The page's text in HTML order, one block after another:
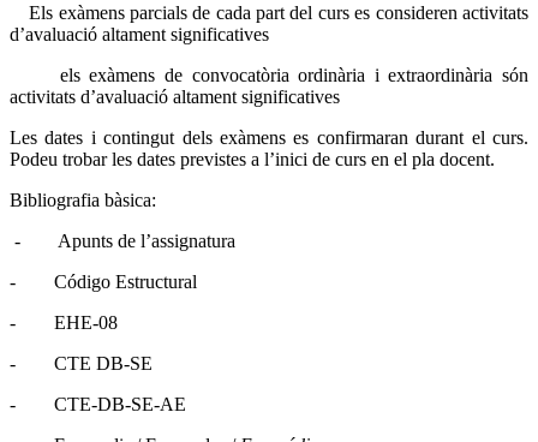
Els exàmens parcials de cada part del curs es consideren activitats
d’avaluació altament significatives
els exàmens de convocatòria ordinària i extraordinària són
activitats d’avaluació altament significatives
Les dates i contingut dels exàmens es confirmaran durant el curs.
Podeu trobar les dates previstes a l’inici de curs en el pla docent.
Bibliografia bàsica:
-
Apunts de l’assignatura
-
Código Estructural
-
EHE-08
-
CTE DB-SE
-
CTE-DB-SE-AE